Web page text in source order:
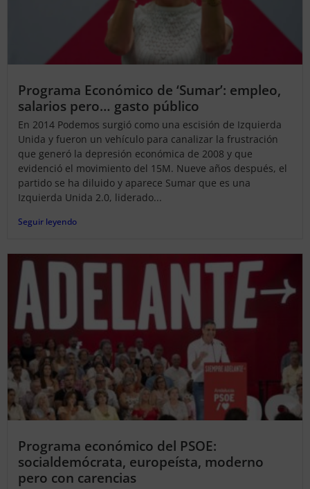
Programa Económico de ‘Sumar’: empleo,
salarios pero… gasto público
En 2014 Podemos surgió como una escisión de Izquierda
Unida y fueron un vehículo para canalizar la frustración
que generó la depresión económica de 2008 y que
evidenció el movimiento del 15M. Nueve años después, el
partido se ha diluido y aparece Sumar que es una
Izquierda Unida 2.0, liderado...
Seguir leyendo
Programa económico del PSOE:
socialdemócrata, europeísta, moderno
pero con carencias